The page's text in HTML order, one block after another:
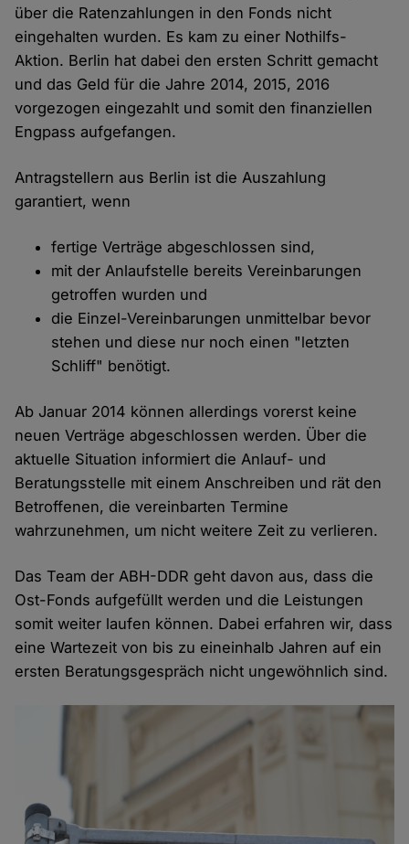
über die Ratenzahlungen in den Fonds nicht
eingehalten wurden. Es kam zu einer Nothilfs-
Aktion. Berlin hat dabei den ersten Schritt gemacht
und das Geld für die Jahre 2014, 2015, 2016
vorgezogen eingezahlt und somit den finanziellen
Engpass aufgefangen.
Antragstellern aus Berlin ist die Auszahlung
garantiert, wenn
fertige Verträge abgeschlossen sind,
mit der Anlaufstelle bereits Vereinbarungen
getroffen wurden und
die Einzel-Vereinbarungen unmittelbar bevor
stehen und diese nur noch einen "letzten
Schliff" benötigt.
Ab Januar 2014 können allerdings vorerst keine
neuen Verträge abgeschlossen werden. Über die
aktuelle Situation informiert die Anlauf- und
Beratungsstelle mit einem Anschreiben und rät den
Betroffenen, die vereinbarten Termine
wahrzunehmen, um nicht weitere Zeit zu verlieren.
Das Team der ABH-DDR geht davon aus, dass die
Ost-Fonds aufgefüllt werden und die Leistungen
somit weiter laufen können. Dabei erfahren wir, dass
eine Wartezeit von bis zu eineinhalb Jahren auf ein
ersten Beratungsgespräch nicht ungewöhnlich sind.